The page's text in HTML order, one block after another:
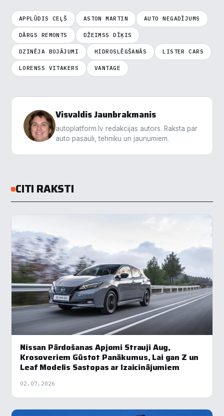
APPLŪDIS CEĻŠ ASTON MARTIN AUTO NEGADĪJUMS
DĀRGS REMONTS DŽEIMSS DĪĶIS
DZINĒJA BOJĀJUMI HIDROSLĒGŠANĀS LISTER CARS
LORENSS VITAKERS VANTAGE
Visvaldis Jaunbrakmanis
autoplatform.lv redakcijas autors. Raksta par
auto pasauli, tehniku un jaunumiem.
CITI RAKSTI
Nissan Pārdošanas Apjomi Strauji Aug,
Krosoveriem Gūstot Panākumus, Lai gan Z un
Leaf Modelis Sastopas ar Izaicinājumiem
02.07.2026
▶ Analītika
▶ Veiktspēja
Noraidīt visu
Saglabāt preferences